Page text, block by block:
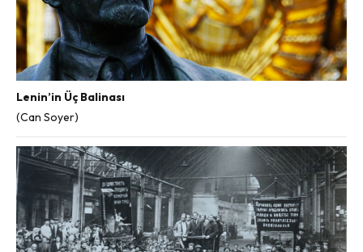
Lenin’in Üç Balinası
(Can Soyer)